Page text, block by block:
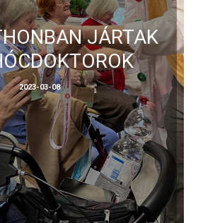
JÁRTAK
2023-03-08